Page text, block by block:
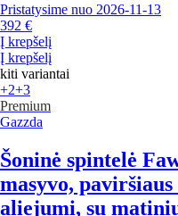
Pristatysime nuo 2026‑11‑13
392 €
Į krepšelį
Į krepšelį
kiti variantai
+2+3
Premium
Gazzda
Šoninė spintelė
masyvo,
aliejumi, su